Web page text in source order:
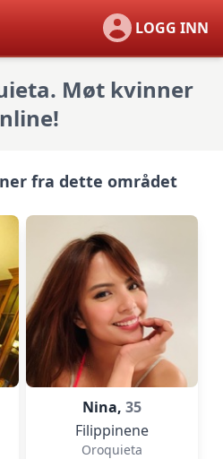
LOGG INN
Møt kvinner
fra dette området
Nina, 35
Filippinene
Oroquieta